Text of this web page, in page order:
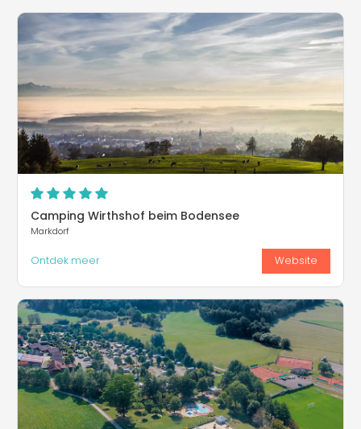
Camping Wirthshof beim Bodensee
Markdorf
Ontdek meer Website